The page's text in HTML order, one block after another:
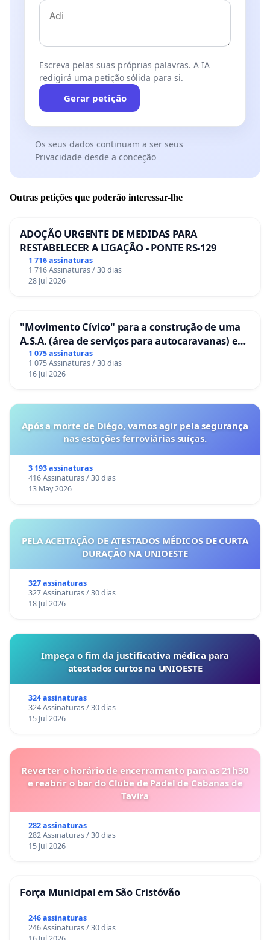
Escreva pelas suas próprias palavras. A IA
redigirá uma petição sólida para si.
Gerar petição
Os seus dados continuam a ser seus
Privacidade desde a conceção
Outras petições que poderão interessar-lhe
ADOÇÃO URGENTE DE MEDIDAS PARA
RESTABELECER A LIGAÇÃO - PONTE RS-129
1 716 assinaturas
1 716 Assinaturas / 30 dias
28 Jul 2026
"Movimento Cívico" para a construção de uma
A.S.A. (área de serviços para autocaravanas) em
Coimbra
1 075 assinaturas
1 075 Assinaturas / 30 dias
16 Jul 2026
Após a morte de Diégo, vamos agir pela segurança
nas estações ferroviárias suíças.
3 193 assinaturas
416 Assinaturas / 30 dias
13 May 2026
PELA ACEITAÇÃO DE ATESTADOS MÉDICOS DE CURTA
DURAÇÃO NA UNIOESTE
327 assinaturas
327 Assinaturas / 30 dias
18 Jul 2026
Impeça o fim da justificativa médica para
atestados curtos na UNIOESTE
324 assinaturas
324 Assinaturas / 30 dias
15 Jul 2026
Reverter o horário de encerramento para as 21h30
e reabrir o bar do Clube de Padel de Cabanas de
Tavira
282 assinaturas
282 Assinaturas / 30 dias
15 Jul 2026
Força Municipal em São Cristóvão
246 assinaturas
246 Assinaturas / 30 dias